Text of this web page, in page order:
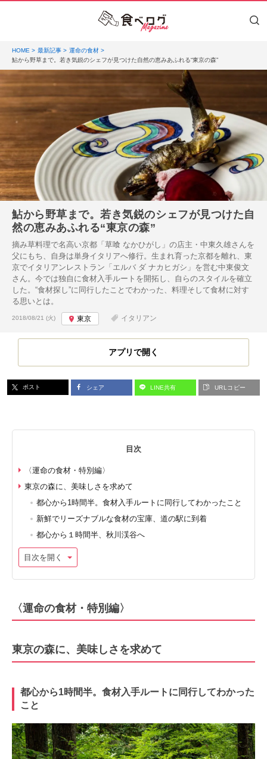
HOME 最新記事
運命の食材
鮎から野草まで。若き気鋭のシェフが見つけた自然の恵みあふれる“東京の森”
鮎から野草まで。若き気鋭のシェフが見つけた自
然の恵みあふれる“東京の森”
摘み草料理で名高い京都「草喰 なかひがし」の店主・中東久雄さんを
父にもち、自身は単身イタリアへ修行。生まれ育った京都を離れ、東
京でイタリアンレストラン「エルバ ダ ナカヒガシ」を営む中東俊文
さん。今では独自に食材入手ルートを開拓し、自らのスタイルを確立
した。“食材探し”に同行したことでわかった、料理そして食材に対す
る思いとは。
投稿日:
2018/08/21 (火) 東京 イタリアン
アプリで開く
ポスト シェア LINE共有 URLコピー
目次
〈運命の食材・特別編〉
東京の森に、美味しさを求めて
都心から1時間半。食材入手ルートに同行してわかったこと
新鮮でリーズナブルな食材の宝庫、道の駅に到着
都心から１時間半、秋川渓谷へ
目次を開く
〈運命の食材・特別編〉
東京の森に、美味しさを求めて
都心から1時間半。食材入手ルートに同行してわかった
こと